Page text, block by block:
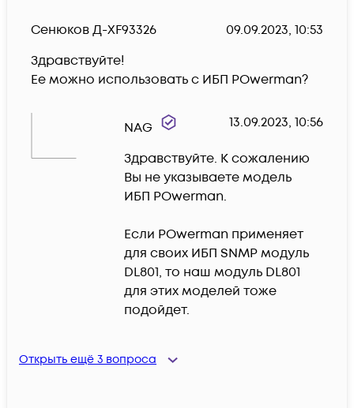
Сенюков Д-XF93326
09.09.2023, 10:53
Здравствуйте!
NAG 13.09.2023, 10:56
Здравствуйте. К сожалению
Вы не указываете модель
ИБП POwerman.
Если POwerman применяет
для своих ИБП SNMP модуль
DL801, то наш модуль DL801
для этих моделей тоже
подойдет.
Открыть ещё 3 вопроса